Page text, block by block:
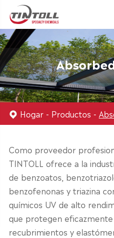
Hogar Productos
Como proveedor
TINTOLL ofrece a la
de benzoatos,
benzofenonas y triazina
químicos UV de alto
que protegen eficazmente
recubrimientos y